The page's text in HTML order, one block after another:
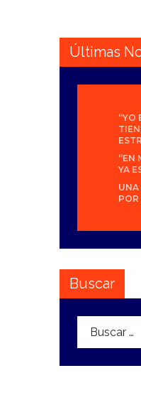
Últimas
“YO
“EN
YA
UNA
POR
Buscar
Buscar: